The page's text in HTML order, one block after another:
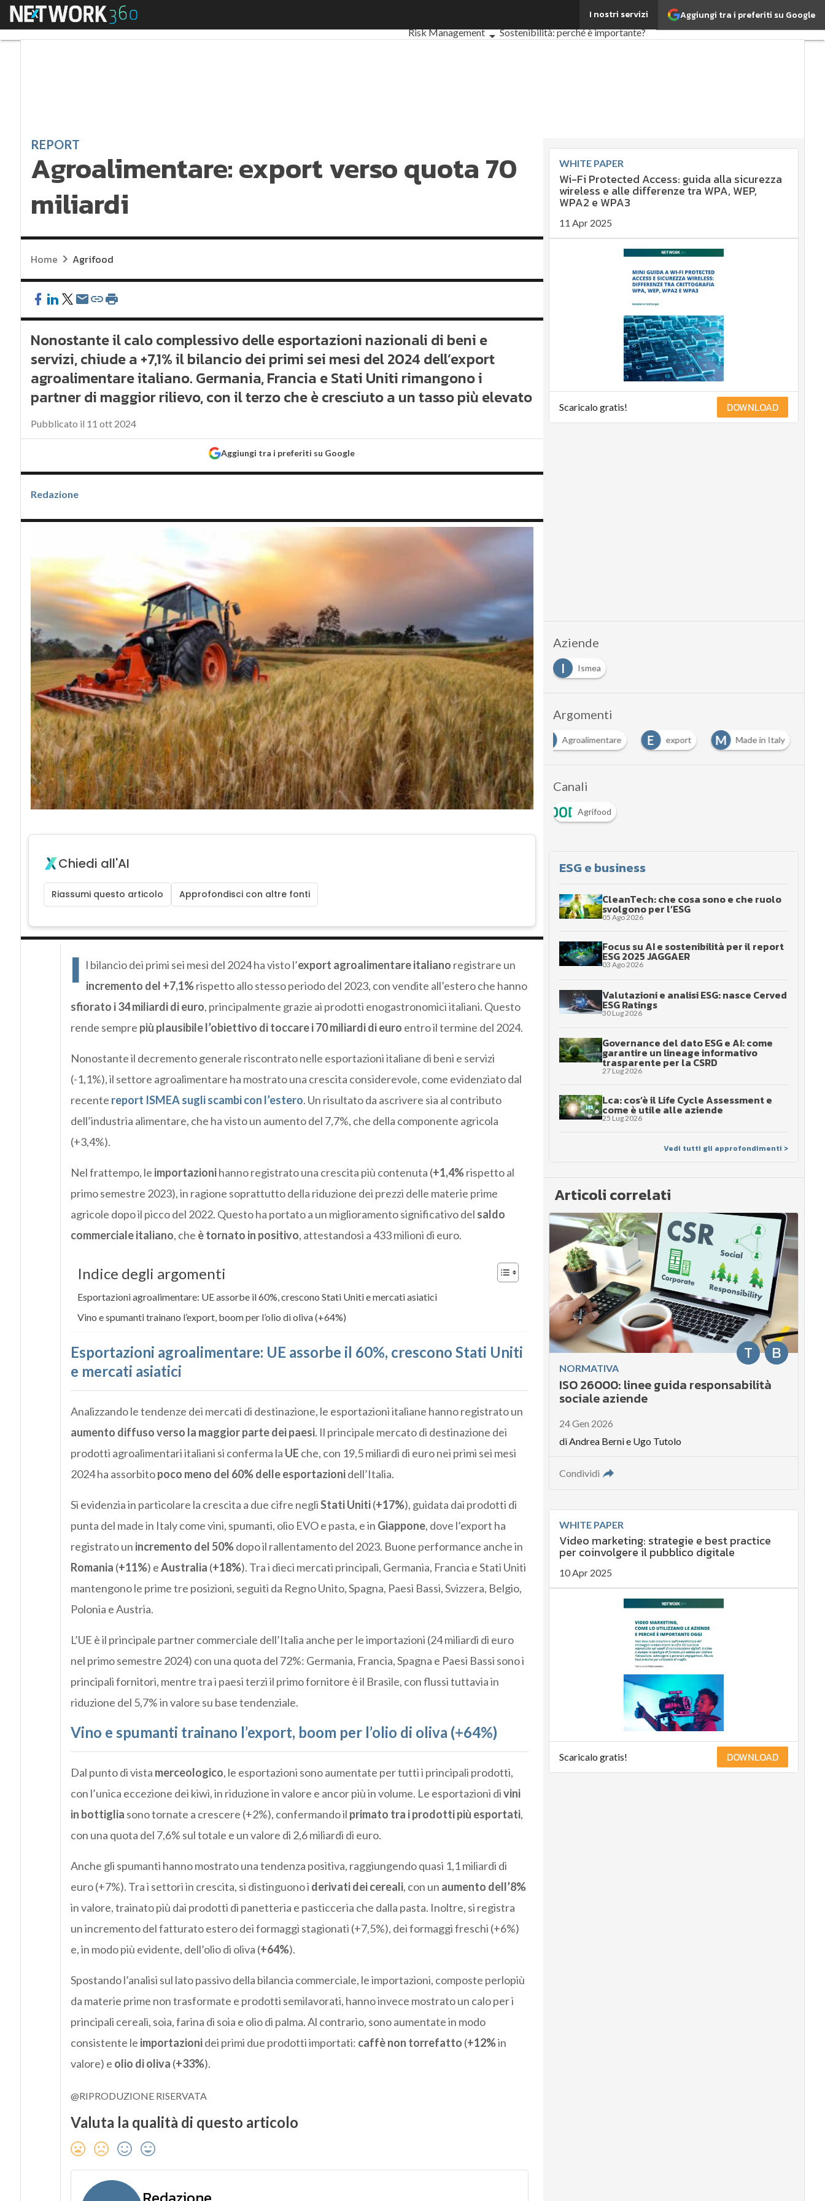
Aggiungi tra i preferiti su Google
I nostri servizi
Menu
EnergyUP
Risk Management
Sostenibilità: perché è importante?
REPORT
Agroalimentare: export verso quota 70
miliardi
Home Agrifood
Nonostante il calo complessivo delle esportazioni nazionali di beni e
servizi, chiude a +7,1% il bilancio dei primi sei mesi del 2024 dell’export
agroalimentare italiano. Germania, Francia e Stati Uniti rimangono i
partner di maggior rilievo, con il terzo che è cresciuto a un tasso più elevato
Pubblicato il 11 ott 2024
Aggiungi tra i preferiti su Google
Redazione
Chiedi all'AI
Riassumi questo articolo Approfondisci con altre fonti
I l bilancio dei primi sei mesi del 2024 ha visto l’export agroalimentare italiano registrare un
incremento del +7,1%rispetto allo stesso periodo del 2023, con vendite all’estero che hanno
sfiorato i 34 miliardi di euro, principalmente grazie ai prodotti enogastronomici italiani. Questo
rende sempre più plausibile l’obiettivo di toccare i 70 miliardi di euro entro il termine del 2024.
Nonostante il decremento generale riscontrato nelle esportazioni italiane di beni e servizi
(-1,1%), il settore agroalimentare ha mostrato una crescita considerevole, come evidenziato dal
recente report ISMEA sugli scambi con l’estero. Un risultato da ascrivere sia al contributo
dell’industria alimentare, che ha visto un aumento del 7,7%, che della componente agricola
(+3,4%).
Nel frattempo, le importazionihanno registrato una crescita più contenuta (+1,4%rispetto al
primo semestre 2023), in ragione soprattutto della riduzione dei prezzi delle materie prime
agricole dopo il picco del 2022. Questo ha portato a un miglioramento significativo del saldo
commerciale italiano, che è tornato in positivo, attestandosi a 433 milioni di euro.
Indice degli argomenti
Esportazioni agroalimentare: UE assorbe il 60%, crescono Stati Uniti e mercati asiatici
Vino e spumanti trainano l’export, boom per l’olio di oliva (+64%)
Esportazioni agroalimentare: UE assorbe il 60%, crescono Stati Uniti
e mercati asiatici
Analizzando le tendenze dei mercati di destinazione, le esportazioni italiane hanno registrato un
aumento diffuso verso la maggior parte dei paesi. Il principale mercato di destinazione dei
prodotti agroalimentari italiani si conferma la UE che, con 19,5 miliardi di euro nei primi sei mesi
2024 ha assorbitopoco meno del 60% delle esportazionidell’Italia.
Si evidenzia in particolare la crescita a due cifre negliStati Uniti(+17%), guidata dai prodotti di
punta del made in Italy come vini, spumanti, olio EVO e pasta, e in Giappone, dove l’export ha
registrato un incremento del 50%dopo il rallentamento del 2023. Buone performance anche in
Romania (+11%) eAustralia (+18%). Tra i dieci mercati principali, Germania, Francia e Stati Uniti
mantengono le prime tre posizioni, seguiti da Regno Unito, Spagna, Paesi Bassi, Svizzera, Belgio,
Polonia e Austria.
L’UE è il principale partner commerciale dell’Italia anche per le importazioni (24 miliardi di euro
nel primo semestre 2024) con una quota del 72%: Germania, Francia, Spagna e Paesi Bassi sono i
principali fornitori, mentre tra i paesi terzi il primo fornitore è il Brasile, con flussi tuttavia in
riduzione del 5,7% in valore su base tendenziale.
Vino e spumanti trainano l’export, boom per l’olio di oliva (+64%)
Dal punto di vista merceologico, le esportazioni sono aumentate per tutti i principali prodotti,
con l’unica eccezione dei kiwi, in riduzione in valore e ancor più in volume. Le esportazioni divini
in bottiglia sono tornate a crescere (+2%), confermando il primato tra i prodotti più esportati,
con una quota del 7,6% sul totale e un valore di 2,6 miliardi di euro.
Anche gli spumanti hanno mostrato una tendenza positiva, raggiungendo quasi 1,1 miliardi di
euro (+7%). Tra i settori in crescita, si distinguono i derivati dei cereali, con un aumento dell’8%
in valore, trainato più dai prodotti di panetteria e pasticceria che dalla pasta. Inoltre, si registra
un incremento del fatturato estero dei formaggi stagionati (+7,5%), dei formaggi freschi (+6%)
e, in modo più evidente, dell’olio di oliva (+64%).
Spostando l’analisi sul lato passivo della bilancia commerciale, le importazioni, composte perlopiù
da materie prime non trasformate e prodotti semilavorati, hanno invece mostrato un calo per i
principali cereali, soia, farina di soia e olio di palma. Al contrario, sono aumentate in modo
consistente le importazionidei primi due prodotti importati: caffè non torrefatto (+12%in
valore) e olio di oliva (+33%).
@RIPRODUZIONE RISERVATA
Valuta la qualità di questo articolo
WHITE PAPER
Wi-Fi Protected Access: guida alla sicurezza
wireless e alle differenze tra WPA, WEP,
WPA2 e WPA3
11 Apr 2025
Scaricalo gratis! DOWNLOAD
Aziende
I
Ismea
Argomenti
Agroalimentare E export M Made in Italy
Canali
Agrifood
ESG e business
CleanTech: che cosa sono e che ruolo
svolgono per l’ESG
05 Ago 2026
Focus su AI e sostenibilità per il report
ESG 2025 JAGGAER
03 Ago 2026
Valutazioni e analisi ESG: nasce Cerved
ESG Ratings
30 Lug 2026
Governance del dato ESG e AI: come
garantire un lineage informativo
trasparente per la CSRD
27 Lug 2026
Lca: cos’è il Life Cycle Assessment e
come è utile alle aziende
25 Lug 2026
Vedi tutti gli approfondimenti >
Articoli correlati
B
T
NORMATIVA
ISO 26000: linee guida responsabilità
sociale aziende
24 Gen 2026
diAndrea Bernie Ugo Tutolo
Condividi
WHITE PAPER
Video marketing: strategie e best practice
per coinvolgere il pubblico digitale
10 Apr 2025
Scaricalo gratis! DOWNLOAD